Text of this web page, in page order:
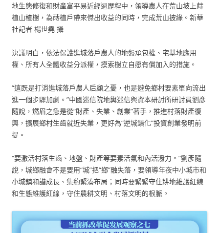
地生態修復和財產富平易近經過歷程中，領導農人在荒山坡上蒔
植山楂樹，為蒔植戶帶來傑出收益的同時，完成荒山披綠。新華
社記者 楊世堯 攝
決議明白，依法保護進城落戶農人的地盤承包權、宅基地應用
權、所有人全體收益分派權，摸索樹立自愿有償加入的措施。
“這既是打消進城落戶農人后顧之憂，也是避免鄉村要素單向流出
進一個步驟加劇。”中國迷信院地輿迷信與資本研討所研討員劉彥
隨說，燃眉之急是從“財產、失業、創業”著手，推進村落財產復
興，擴展鄉村生齒就近失業，更好為“逆城鎮化”投資創業發明前
提。
“要激活村落生齒、地盤、財產等要素活氣和內活潑力。”劉彥隨
說，城鄉融會不是要用“城”把“鄉”融失落，要領導年夜中小城市和
小城鎮和諧成長、集約緊湊布局；同時要緊緊守住耕地維護紅線
和生態維護紅線，守住農耕文明、村落文明的根脈。